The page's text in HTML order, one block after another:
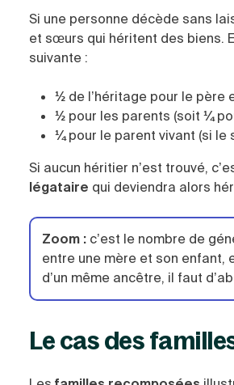
Si une personne décède sans
et sœurs qui héritent des biens.
suivante :
½ de l’héritage pour le père
½ pour les parents (soit ¼
¼pour le parent vivant (si le
Si aucun héritier n’est trouvé,
légataire qui deviendra alors
Zoom : c’est le nombre de
entre une mère et son
d’un même ancêtre, il faut
Le cas des